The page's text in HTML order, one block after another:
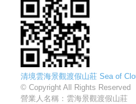
清境雲海景觀渡假山莊 Sea of
© Copyright All Rights Reserved
營業人名稱：雲海景觀渡假山莊